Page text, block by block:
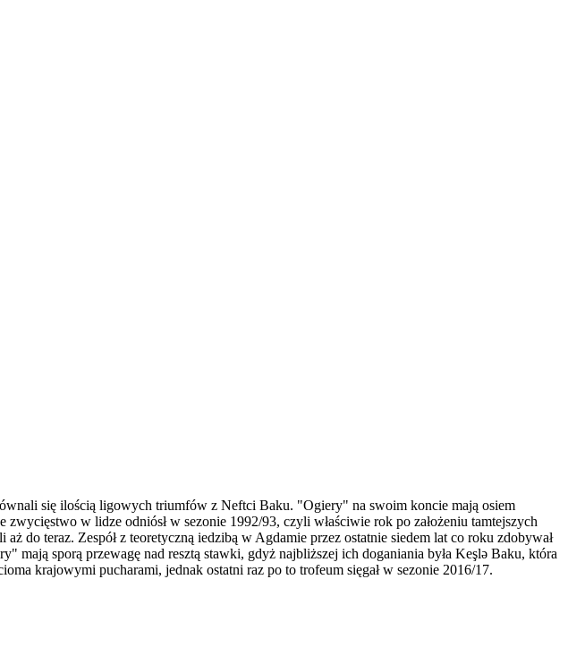
się ilością ligowych triumfów z Neftci Baku. "Ogiery" na swoim koncie mają osiem
w lidze odniósł w sezonie 1992/93, czyli właściwie rok po założeniu tamtejszych
do teraz. Zespół z teoretyczną iedzibą w Agdamie przez ostatnie siedem lat co roku zdobywał
mają sporą przewagę nad resztą stawki, gdyż najbliższej ich doganiania była Keşlə Baku, która
krajowymi pucharami, jednak ostatni raz po to trofeum sięgał w sezonie 2016/17.